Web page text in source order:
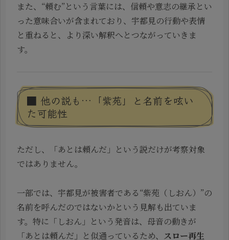
また、“頼む”という言葉には、信頼や意志の継承とい
った意味合いが含まれており、宇都見の行動や表情
と重ねると、より深い解釈へとつながっていきま
す。
■ 他の説も…「紫苑」と名前を呟い
た可能性
ただし、「あとは頼んだ」という説だけが考察対象
ではありません。
一部では、宇都見が被害者である“紫苑（しおん）”の
名前を呼んだのではないかという見解も出ていま
す。特に「しおん」という発音は、母音の動きが
「あとは頼んだ」と似通っているため、 スロー再生